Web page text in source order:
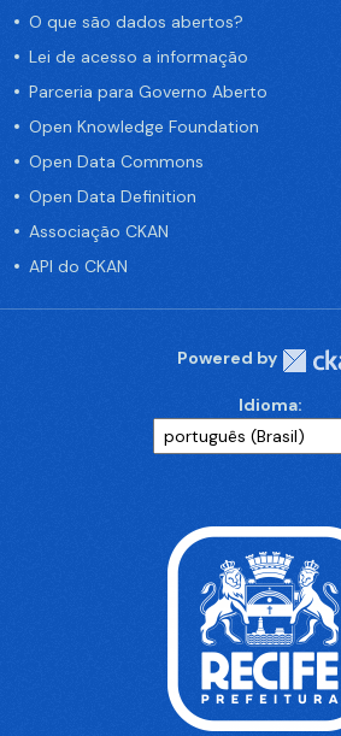
O que são dados abertos?
Lei de acesso a informação
Parceria para Governo Aberto
Open Knowledge Foundation
Open Data Commons
Open Data Definition
Associação CKAN
API do CKAN
Powered by
Idioma